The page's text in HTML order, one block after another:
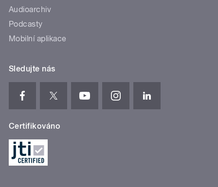
Audioarchiv
Podcasty
Mobilní aplikace
Sledujte nás
Certifikováno